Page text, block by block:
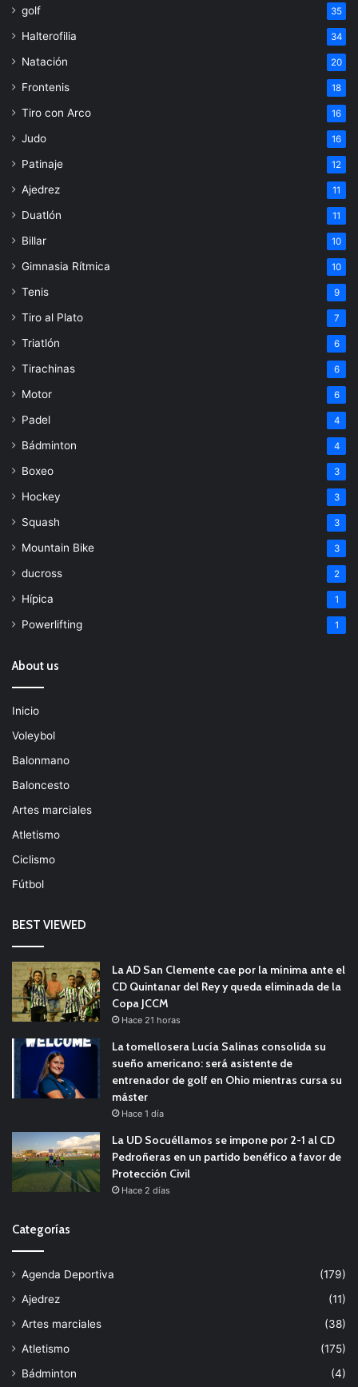
golf 35
Halterofilia 34
Natación 20
Frontenis 18
Tiro con Arco 16
Judo 16
Patinaje 12
Ajedrez 11
Duatlón 11
Billar 10
Gimnasia Rítmica 10
Tenis 9
Tiro al Plato 7
Triatlón 6
Tirachinas 6
Motor 6
Padel 4
Bádminton 4
Boxeo 3
Hockey 3
Squash 3
Mountain Bike 3
ducross 2
Hípica 1
Powerlifting 1
About us
Inicio
Voleybol
Balonmano
Baloncesto
Artes marciales
Atletismo
Ciclismo
Fútbol
BEST VIEWED
La AD San Clemente cae por la mínima ante el
CD Quintanar del Rey y queda eliminada de la
Copa JCCM
Hace 21 horas
La tomellosera Lucía Salinas consolida su
sueño americano: será asistente de
entrenador de golf en Ohio mientras cursa su
máster
Hace 1 día
La UD Socuéllamos se impone por 2-1 al CD
Pedroñeras en un partido benéfico a favor de
Protección Civil
Hace 2 días
Categorías
Agenda Deportiva
(179)
Ajedrez
(11)
Artes marciales
(38)
Atletismo
(175)
Bádminton
(4)